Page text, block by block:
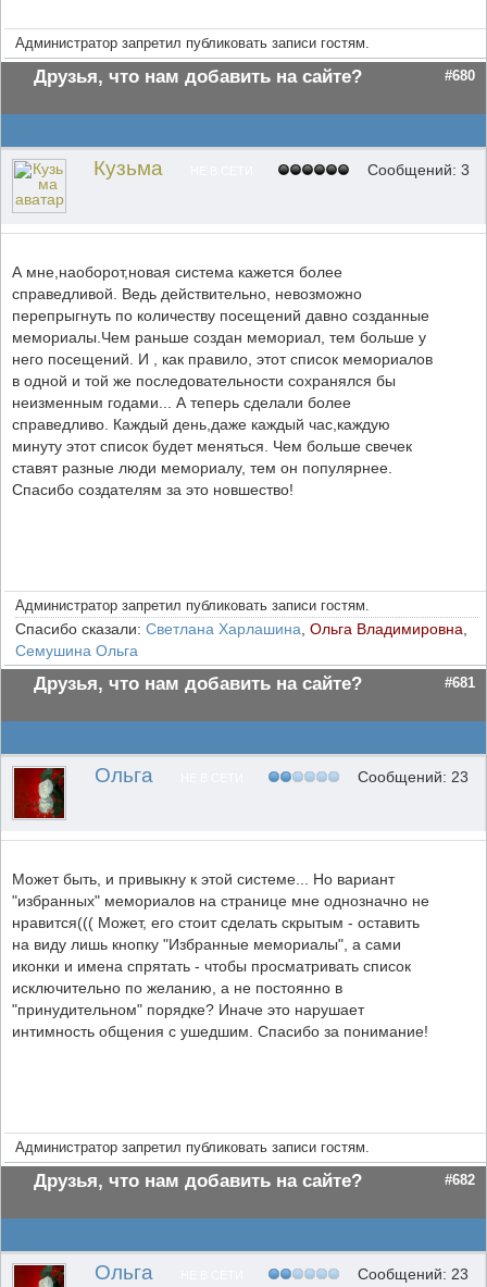
Администратор запретил публиковать записи гостям.
Друзья, что нам добавить на сайте? #680
Кузьма Сообщений: 3
А мне,наоборот,новая система кажется более
справедливой. Ведь действительно, невозможно
перепрыгнуть по количеству посещений давно созданные
мемориалы.Чем раньше создан мемориал, тем больше у
него посещений. И , как правило, этот список мемориалов
в одной и той же последовательности сохранялся бы
неизменным годами... А теперь сделали более
справедливо. Каждый день,даже каждый час,каждую
минуту этот список будет меняться. Чем больше свечек
ставят разные люди мемориалу, тем он популярнее.
Спасибо создателям за это новшество!
Администратор запретил публиковать записи гостям.
Спасибо сказали: Светлана Харлашина Ольга Владимировна
Семушина Ольга
Друзья, что нам добавить на сайте? #681
Ольга Сообщений: 23
Может быть, и привыкну к этой системе... Но вариант
"избранных" мемориалов на странице мне однозначно не
нравится((( Может, его стоит сделать скрытым - оставить
на виду лишь кнопку "Избранные мемориалы", а сами
иконки и имена спрятать - чтобы просматривать список
исключительно по желанию, а не постоянно в
"принудительном" порядке? Иначе это нарушает
интимность общения с ушедшим. Спасибо за понимание!
Администратор запретил публиковать записи гостям.
Друзья, что нам добавить на сайте? #682
Ольга Сообщений: 23